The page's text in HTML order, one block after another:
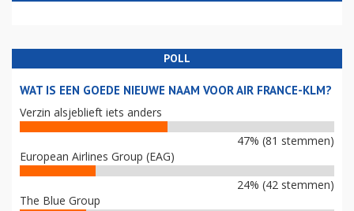
POLL
WAT IS EEN GOEDE NIEUWE NAAM VOOR AIR FRANCE-KLM?
Verzin alsjeblieft iets anders
47% (81 stemmen)
European Airlines Group (EAG)
24% (42 stemmen)
The Blue Group